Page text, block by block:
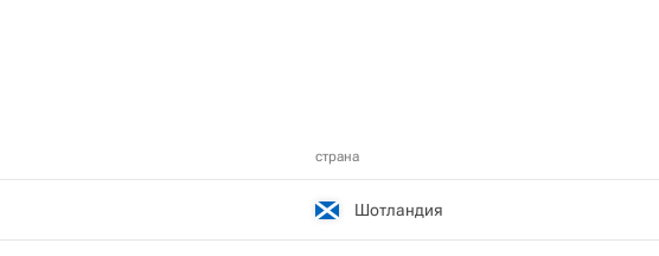
страна
Шотландия